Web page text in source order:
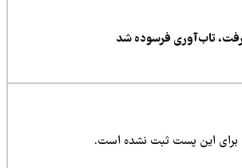
تاب‌آوری فرسوده شد
این پست ثبت نشده است.